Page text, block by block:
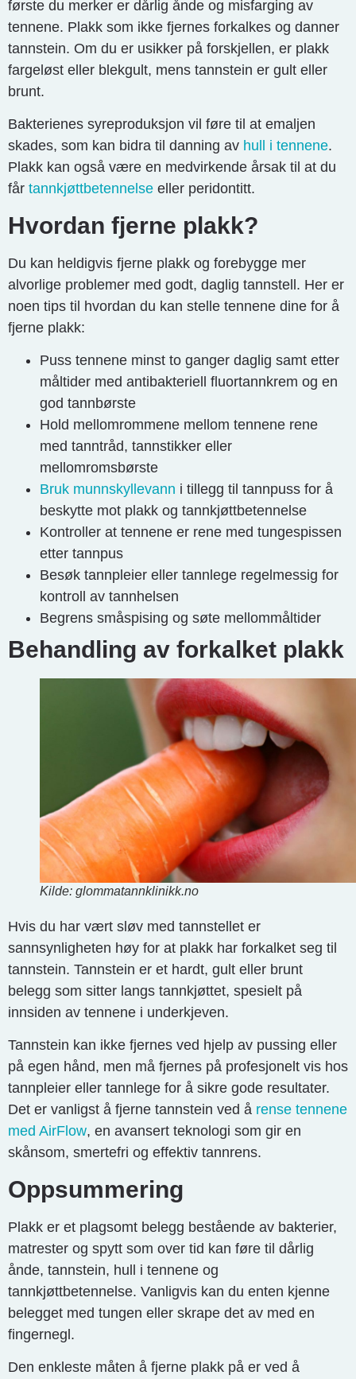
første du merker er dårlig ånde og misfarging av
tennene. Plakk som ikke fjernes forkalkes og danner
tannstein. Om du er usikker på forskjellen, er plakk
fargeløst eller blekgult, mens tannstein er gult eller
brunt.
Bakterienes syreproduksjon vil føre til at emaljen
skades, som kan bidra til danning av hull i tennene.
Plakk kan også være en medvirkende årsak til at du
får tannkjøttbetennelse eller peridontitt.
Hvordan fjerne plakk?
Du kan heldigvis fjerne plakk og forebygge mer
alvorlige problemer med godt, daglig tannstell. Her er
noen tips til hvordan du kan stelle tennene dine for å
fjerne plakk:
Puss tennene minst to ganger daglig samt etter
måltider med antibakteriell fluortannkrem og en
god tannbørste
Hold mellomrommene mellom tennene rene
med tanntråd, tannstikker eller
mellomromsbørste
Bruk munnskyllevann i tillegg til tannpuss for å
beskytte mot plakk og tannkjøttbetennelse
Kontroller at tennene er rene med tungespissen
etter tannpus
Besøk tannpleier eller tannlege regelmessig for
kontroll av tannhelsen
Begrens småspising og søte mellommåltider
Behandling av forkalket plakk
Kilde: glommatannklinikk.no
Hvis du har vært sløv med tannstellet er
sannsynligheten høy for at plakk har forkalket seg til
tannstein. Tannstein er et hardt, gult eller brunt
belegg som sitter langs tannkjøttet, spesielt på
innsiden av tennene i underkjeven.
Tannstein kan ikke fjernes ved hjelp av pussing eller
på egen hånd, men må fjernes på profesjonelt vis hos
tannpleier eller tannlege for å sikre gode resultater.
Det er vanligst å fjerne tannstein ved å rense tennene
med AirFlow, en avansert teknologi som gir en
skånsom, smertefri og effektiv tannrens.
Oppsummering
Plakk er et plagsomt belegg bestående av bakterier,
matrester og spytt som over tid kan føre til dårlig
ånde, tannstein, hull i tennene og
tannkjøttbetennelse. Vanligvis kan du enten kjenne
belegget med tungen eller skrape det av med en
fingernegl.
Den enkleste måten å fjerne plakk på er ved å